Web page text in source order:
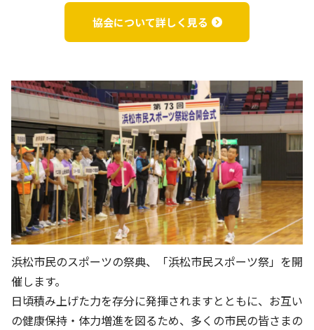
高薗ゲートボール場 雄踏総合体育館
雄踏グラウンド 馬郡運動広場
協会について詳しく見る
浜松市民のスポーツの祭典、「浜松市民スポーツ祭」を開
催します。
日頃積み上げた力を存分に発揮されますとともに、お互い
の健康保持・体力増進を図るため、多くの市民の皆さまの